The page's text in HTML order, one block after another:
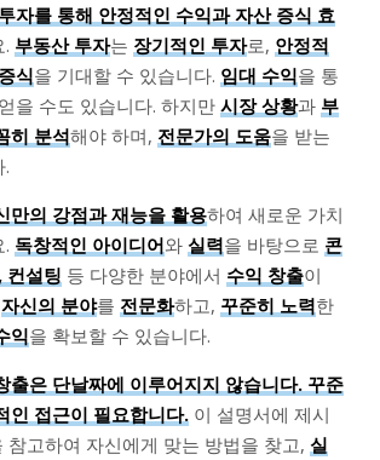
자를 통해 안정적인 수익과 자산 증식 효
부동산 투자는 장기적인 투자로, 안정적
식을 기대할 수 있습니다. 임대 수익을 통
을 수도 있습니다. 하지만 시장 상황과 부
히 분석해야 하며, 전문가의 도움을 받는
만의 강점과 재능을 활용하여 새로운 가치
독창적인 아이디어와 실력을 바탕으로 콘
컨설팅 등 다양한 분야에서 수익 창출이
자신의 분야를 전문화하고, 꾸준히 노력한
익을 확보할 수 있습니다.
출은 단날짜에 이루어지지 않습니다. 꾸준
인 접근이 필요합니다. 이 설명서에 제시
참고하여 자신에게 맞는 방법을 찾고, 실